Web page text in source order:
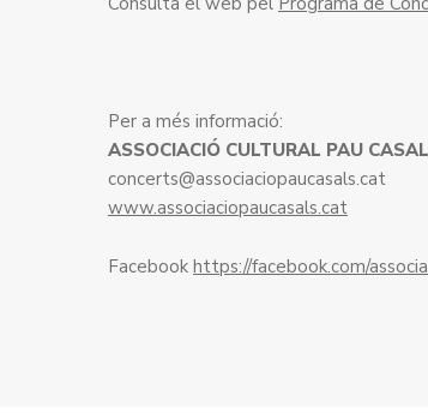
Per a més informació:
ASSOCIACIÓ CULTURAL PAU
concerts@associaciopaucasals.cat
www.associaciopaucasals.cat
Facebookhttps://facebook.com/